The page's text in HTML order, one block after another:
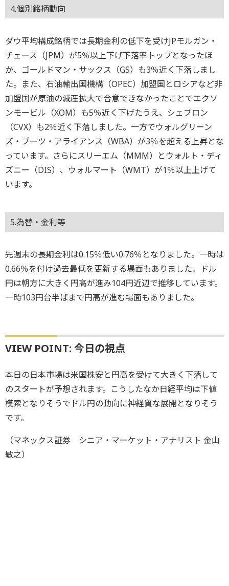
4.個別銘柄動向
ダウ平均構成銘柄では長期金利の低下を受けJPモルガン・
チェース（JPM）が5％以上下げ下落率トップとなったほ
か、ゴールドマン・サックス（GS）も3％近く下落しまし
た。また、石油輸出国機構（OPEC）加盟国とロシアなど非
加盟国が原油の減産拡大で合意できなかったことでエクソ
ンモービル（XOM）も5％近く下げたうえ、シェブロン
（CVX）も2％近く下落しました。一方でウォルグリーン
ズ・ブーツ・アライアンス（WBA）が3％を超える上昇とな
っています。さらにスリーエム（MMM）とウォルト・ディ
ズニー（DIS）、ウォルマート（WMT）が1％以上上げて
います。
5.為替・金利等
先週末の長期金利は0.15％低い0.76％となりました。一時は
0.66％を付け過去最低を更新する場面もありました。ドル
円は朝方に大きく円高が進み104円近辺で推移しています。
一時103円台半ばまで円高が進む場面もありました。
VIEW POINT: 今日の視点
本日の日本市場は米国株安と円高を受けて大きく下落して
のスタートが予想されます。こうしたなか日経平均は下値
模索となりそうでドル円の動向に神経質な展開となりそう
です。
（マネックス証券 シニア・マーケット・アナリスト 金山
敏之）